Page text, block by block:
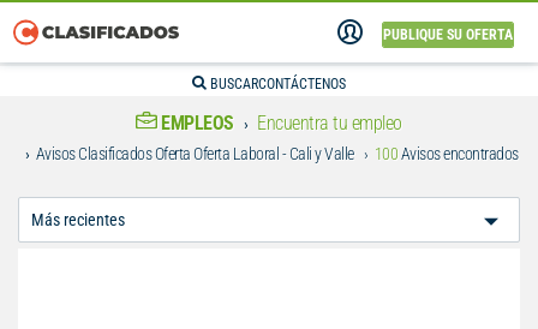
PUBLIQUE SU OFERTA
BUSCARCONTÁCTENOS
EMPLEOS Encuentra tu empleo
Avisos Clasificados Oferta Oferta Laboral - Cali y Valle 100Avisos encontrados